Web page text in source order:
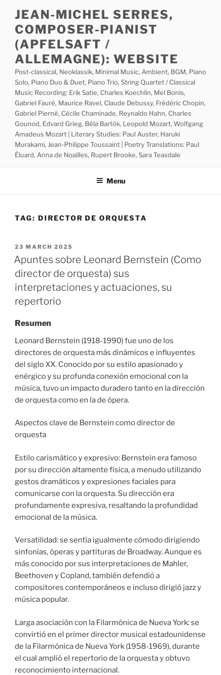
content
JEAN-MICHEL SERRES,
COMPOSER-PIANIST
(APFELSAFT /
ALLEMAGNE): WEBSITE
Post-classical, Neoklassik, Minimal Music, Ambient, BGM, Piano
Solo, Piano Duo & Duet, Piano Trio, String Quartet / Classical
Music Recording: Erik Satie, Charles Koechlin, Mel Bonis,
Gabriel Fauré, Maurice Ravel, Claude Debussy, Frédéric Chopin,
Gabriel Pierné, Cécile Chaminade, Reynaldo Hahn, Charles
Gounod, Edvard Grieg, Béla Bartók, Leopold Mozart, Wolfgang
Amadeus Mozart | Literary Studies: Paul Auster, Haruki
Murakami, Jean-Philippe Toussaint | Poetry Translations: Paul
Éluard, Anna de Noailles, Rupert Brooke, Sara Teasdale
Menu
TAG: DIRECTOR DE ORQUESTA
POSTED
ON
23 MARCH 2025
Apuntes sobre Leonard Bernstein (Como
director de orquesta) sus
interpretaciones y actuaciones, su
repertorio
Resumen
Leonard Bernstein (1918-1990) fue uno de los
directores de orquesta más dinámicos e influyentes
del siglo XX. Conocido por su estilo apasionado y
enérgico y su profunda conexión emocional con la
música, tuvo un impacto duradero tanto en la dirección
de orquesta como en la de ópera.
Aspectos clave de Bernstein como director de
orquesta
Estilo carismático y expresivo: Bernstein era famoso
por su dirección altamente física, a menudo utilizando
gestos dramáticos y expresiones faciales para
comunicarse con la orquesta. Su dirección era
profundamente expresiva, resaltando la profundidad
emocional de la música.
Versatilidad: se sentía igualmente cómodo dirigiendo
sinfonías, óperas y partituras de Broadway. Aunque es
más conocido por sus interpretaciones de Mahler,
Beethoven y Copland, también defendió a
compositores contemporáneos e incluso dirigió jazz y
música popular.
Larga asociación con la Filarmónica de Nueva York: se
convirtió en el primer director musical estadounidense
de la Filarmónica de Nueva York (1958-1969), durante
el cual amplió el repertorio de la orquesta y obtuvo
reconocimiento internacional.